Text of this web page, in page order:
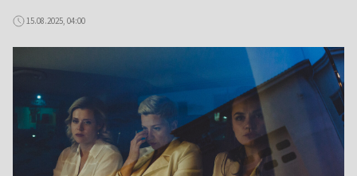
15.08.2025, 04:00